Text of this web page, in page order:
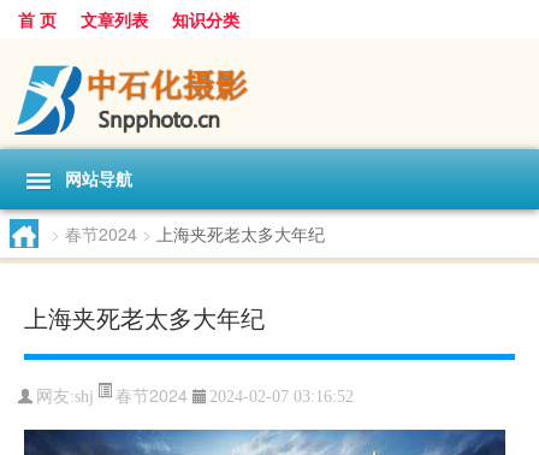
首 页 文章列表 知识分类
网站导航
> 春节2024 > 上海夹死老太多大年纪
上海夹死老太多大年纪
网友:shj 春节2024 2024-02-07 03:16:52